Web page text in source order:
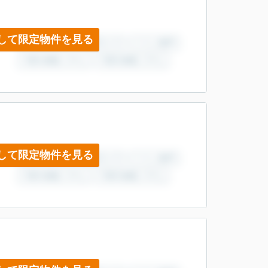
て限定物件を見る
て限定物件を見る